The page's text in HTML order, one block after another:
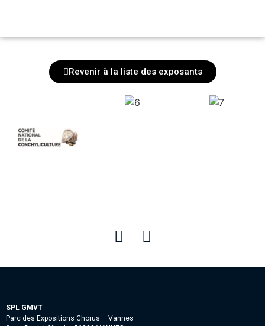
Revenir à la liste des exposants
SPL GMVT
Parc des Expositions Chorus – Vannes